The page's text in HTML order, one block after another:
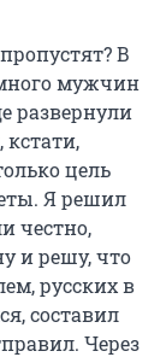
В
мужчин
развернули
цель
Я решил
честно,
и решу, что
русских в
составил
Через